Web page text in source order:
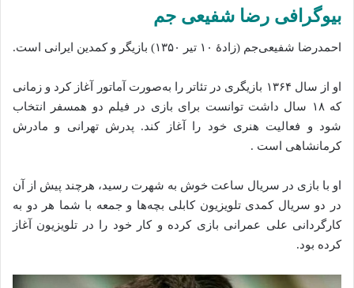
بیوگرافی رضا شفیعی جم
احمدرضا شفیعی‌جم (زادهٔ ۱۰ تیر ۱۳۵۰) بازیگر و کمدین ایرانی است.
او از سال ۱۳۶۴ بازیگری در تئاتر را به‌صورت آماتور آغاز کرد و زمانی
که ۱۸ سال داشت توانست برای بازی در فیلم دو همسفر انتخاب
شود و فعالیت هنری خود را آغاز کند. پدرش تهرانی و مادرش
کرمانشاهی است .
او با بازی در سریال ساعت خوش به شهرت رسید، هرچند پیش از آن
در دو سریال کمدی تلویزیون کابلی بچه‌ها و جمعه با شما هر دو به
کارگردانی علی عمرانی بازی کرده و کار خود را در تلویزیون آغاز
کرده بود.